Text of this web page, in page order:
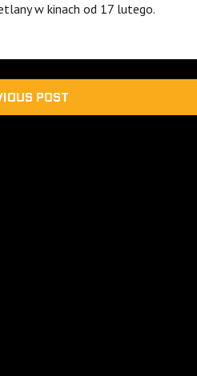
w kinach od 17 lutego.
POST